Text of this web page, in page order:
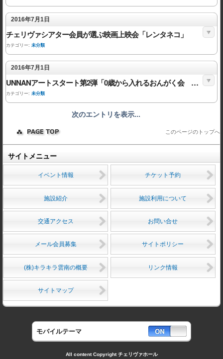
2016年7月1日
チェリヴァシアター会員が選ぶ映画上映会「レンタネコ」
カテゴリー: 未分類
2016年7月1日
UNNANアートスタート第2弾「0歳から入れるおんがく会 五感で楽しむコンサート～さわる～」
カテゴリー: 未分類
次のエントリを表示...
このページのトップへ
サイトメニュー
イベント情報 チケット予約
施設紹介 施設利用について
交通アクセス お問い合せ
メール会員募集 サイトポリシー
(株)キラキラ雲南の概要 リンク情報
サイトマップ
モバイルテーマ
All content Copyright チェリヴァホール